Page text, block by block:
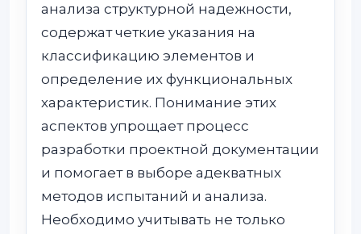
анализа структурной надежности,
содержат четкие указания на
классификацию элементов и
определение их функциональных
характеристик. Понимание этих
аспектов упрощает процесс
разработки проектной документации
и помогает в выборе адекватных
методов испытаний и анализа.
Необходимо учитывать не только